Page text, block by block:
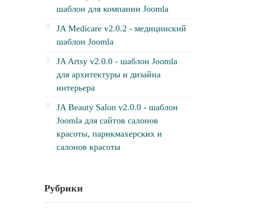
шаблон для компании Joomla
JA Medicare v2.0.2 - медицинский
шаблон Joomla
JA Artsy v2.0.0 - шаблон Joomla
для архитектуры и дизайна
интерьера
JA Beauty Salon v2.0.0 - шаблон
Joomla для сайтов салонов
красоты, парикмахерских и
салонов красоты
Рубрики